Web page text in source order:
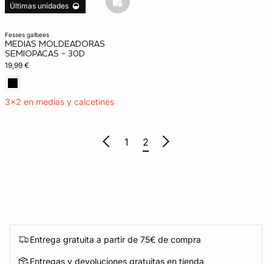
fesses galbees
MEDIAS MOLDEADORAS
SEMIOPACAS - 30D
19,99 €
3x2 en medias y calcetines
Últimas unidades basketfull
1 2
Entrega gratuita a partir de 75€ de compra
Entregas y devoluciones gratuitas en tienda